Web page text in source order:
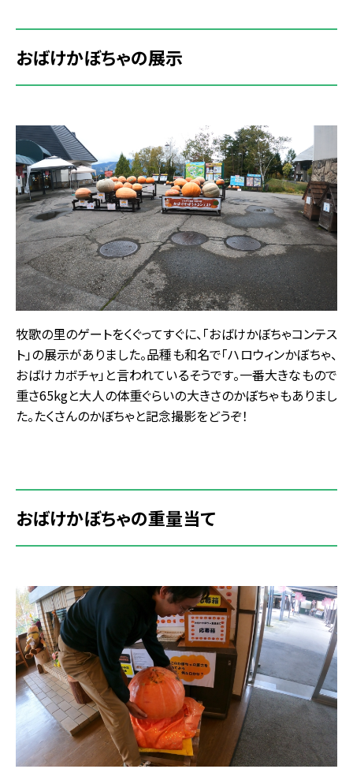
おばけかぼちゃの展示
牧歌の里のゲートをくぐってすぐに、「おばけかぼちゃコンテス
ト」の展示がありました。品種も和名で「ハロウィンかぼちゃ、
おばけカボチャ」と言われているそうです。一番大きなもので
重さ65kgと大人の体重ぐらいの大きさのかぼちゃもありまし
た。たくさんのかぼちゃと記念撮影をどうぞ！
おばけかぼちゃの重量当て